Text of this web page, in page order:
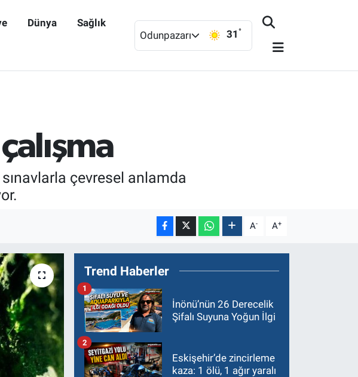
Dünya Sağlık
Odunpazarı 31 °
çevresel anlamda
A- A+
Trend Haberler
İnönü’nün 26 Derecelik
Şifalı Suyuna Yoğun İlgi
1
Eskişehir’de zincirleme
kaza: 1 ölü, 1 ağır yaralı
2